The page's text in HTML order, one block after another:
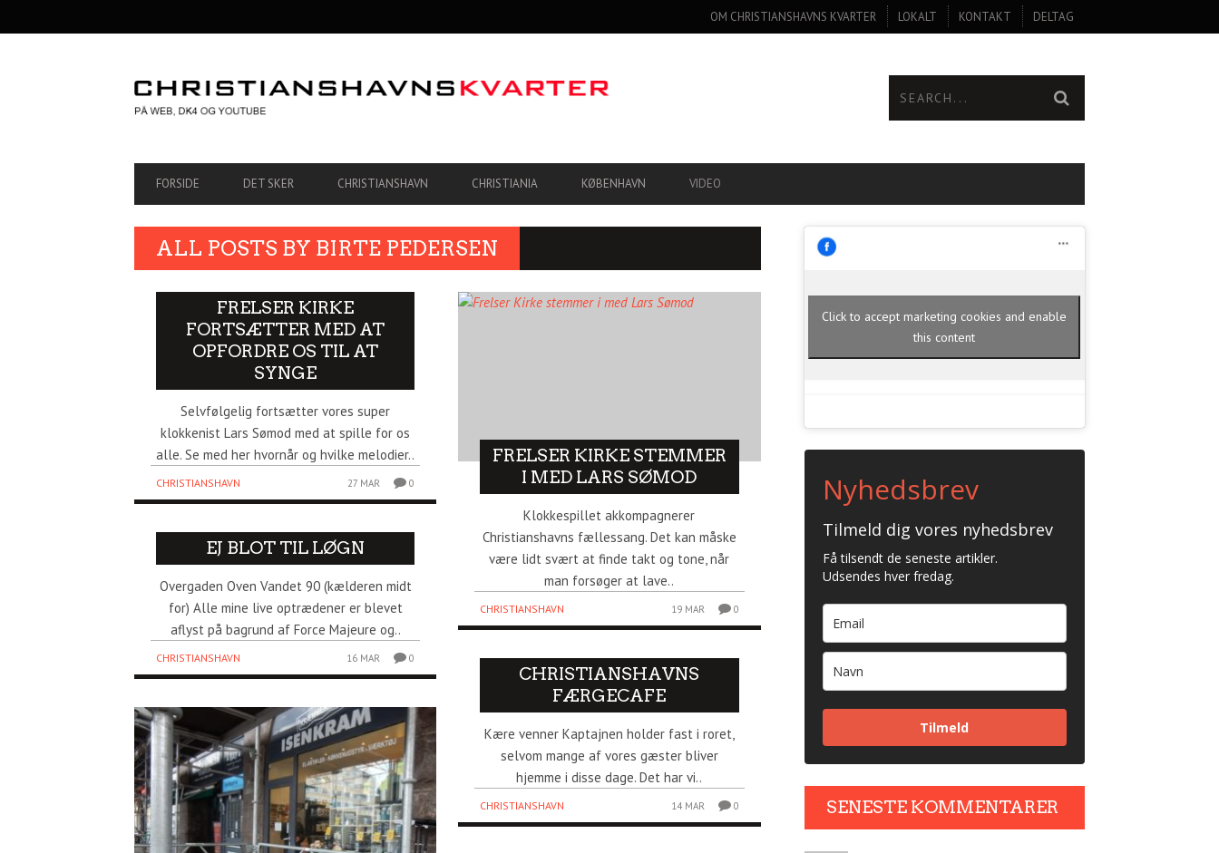
NAVIGATION
OM CHRISTIANSHAVNS KVARTER LOKALT KONTAKT DELTAG
PRIMARY
NAVIGATION
FORSIDE DET SKER CHRISTIANSHAVN CHRISTIANIA KØBENHAVN VIDEO
ALL POSTS BY BIRTE PEDERSEN
FRELSER KIRKE
FORTSÆTTER MED AT
OPFORDRE OS TIL AT
SYNGE
Selvfølgelig fortsætter vores super
klokkenist Lars Sømod med at spille for os
alle. Se med her hvornår og hvilke melodier..
CHRISTIANSHAVN 27 MAR 0
EJ BLOT TIL LØGN
Overgaden Oven Vandet 90 (kælderen midt
for) Alle mine live optrædener er blevet
aflyst på bagrund af Force Majeure og..
CHRISTIANSHAVN 16 MAR 0
FRELSER KIRKE STEMMER
I MED LARS SØMOD
Klokkespillet akkompagnerer
Christianshavns fællessang. Det kan måske
være lidt svært at finde takt og tone, når
man forsøger at lave..
CHRISTIANSHAVN 19 MAR 0
CHRISTIANSHAVNS
FÆRGECAFE
Kære venner Kaptajnen holder fast i roret,
selvom mange af vores gæster bliver
hjemme i disse dage. Det har vi..
CHRISTIANSHAVN 14 MAR 0
Click to accept marketing cookies and enable
this content
Nyhedsbrev
Tilmeld dig vores nyhedsbrev
Få tilsendt de seneste artikler.
Udsendes hver fredag.
Tilmeld
SENESTE KOMMENTARER